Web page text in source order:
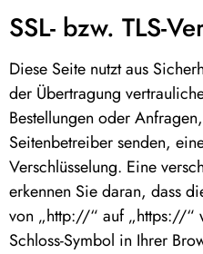
SSL- bzw. TLS-
Diese Seite nutzt aus
der Übertragung
Bestellungen oder
Seitenbetreiber senden,
Verschlüsselung. Eine
erkennen Sie daran, dass
von „http://“ auf „https://“
Schloss-Symbol in Ihrer